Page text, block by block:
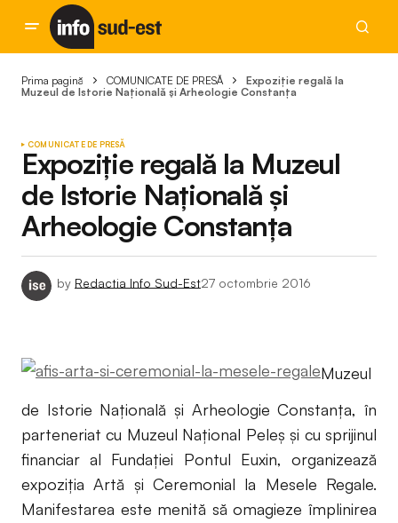
Prima pagină COMUNICATE DE PRESĂ
Expoziție regală la
Muzeul de Istorie Națională și Arheologie Constanța
COMUNICATE DE PRESĂ
Expoziție regală la Muzeul
de Istorie Națională și
Arheologie Constanța
by Redactia Info Sud-Est27 octombrie 2016
Muzeul
de Istorie Națională și Arheologie Constanța, în
parteneriat cu Muzeul Național Peleș și cu sprijinul
financiar al Fundației Pontul Euxin, organizează
expoziția Artă și Ceremonial la Mesele Regale.
Manifestarea este menită să omagieze împlinirea